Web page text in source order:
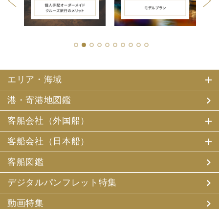
1 2 3 4 5 6 7 8 9 10
エリア・海域
港・寄港地図鑑
客船会社（外国船）
客船会社（日本船）
客船図鑑
デジタルパンフレット特集
動画特集